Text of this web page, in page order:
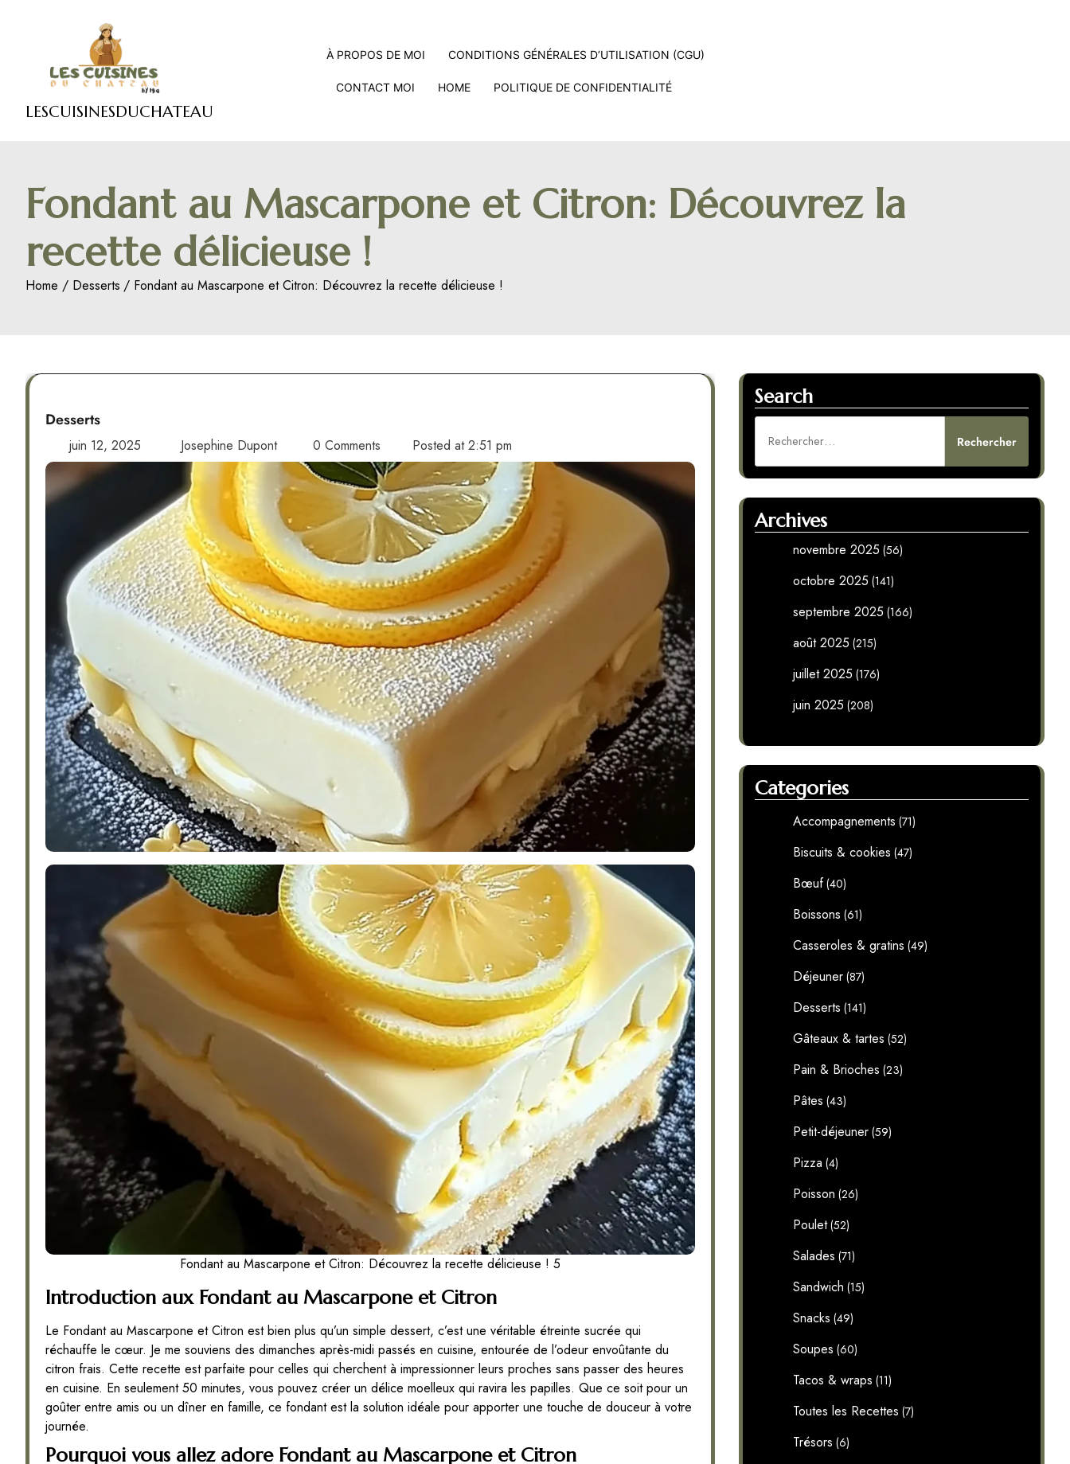
LESCUISINESDUCHATEAU
À PROPOS DE MOI CONDITIONS GÉNÉRALES D’UTILISATION (CGU)
CONTACT MOI HOME POLITIQUE DE CONFIDENTIALITÉ
Fondant au Mascarpone et Citron: Découvrez la
recette délicieuse !
Home Desserts Fondant au Mascarpone et Citron: Découvrez la recette délicieuse !
Desserts
juin 12, 2025 Josephine Dupont 0 Comments Posted at2:51 pm
Fondant au Mascarpone et Citron: Découvrez la recette délicieuse ! 5
Introduction aux Fondant au Mascarpone et Citron
Le Fondant au Mascarpone et Citron est bien plus qu’un simple dessert, c’est une véritable étreinte sucrée qui
réchauffe le cœur. Je me souviens des dimanches après-midi passés en cuisine, entourée de l’odeur envoûtante du
citron frais. Cette recette est parfaite pour celles qui cherchent à impressionner leurs proches sans passer des heures
en cuisine. En seulement 50 minutes, vous pouvez créer un délice moelleux qui ravira les papilles. Que ce soit pour un
goûter entre amis ou un dîner en famille, ce fondant est la solution idéale pour apporter une touche de douceur à votre
journée.
Pourquoi vous allez adore Fondant au Mascarpone et Citron
Search
Archives
novembre 2025 (56)
octobre 2025 (141)
septembre 2025 (166)
août 2025 (215)
juillet 2025 (176)
juin 2025 (208)
Categories
Accompagnements (71)
Biscuits & cookies (47)
Bœuf (40)
Boissons (61)
Casseroles & gratins (49)
Déjeuner (87)
Desserts (141)
Gâteaux & tartes (52)
Pain & Brioches (23)
Pâtes (43)
Petit-déjeuner (59)
Pizza (4)
Poisson (26)
Poulet(52)
Salades (71)
Sandwich (15)
Snacks (49)
Soupes (60)
Tacos & wraps (11)
Toutes les Recettes (7)
Trésors (6)